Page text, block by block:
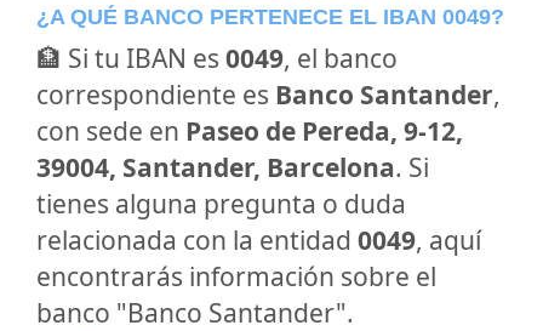
¿A QUÉ BANCO PERTENECE EL IBAN 0049?
🏦 Si tu IBAN es 0049, el banco
correspondiente es Banco Santander,
con sede en Paseo de Pereda, 9-12,
39004, Santander, Barcelona. Si
tienes alguna pregunta o duda
relacionada con la entidad 0049, aquí
encontrarás información sobre el
banco "Banco Santander".